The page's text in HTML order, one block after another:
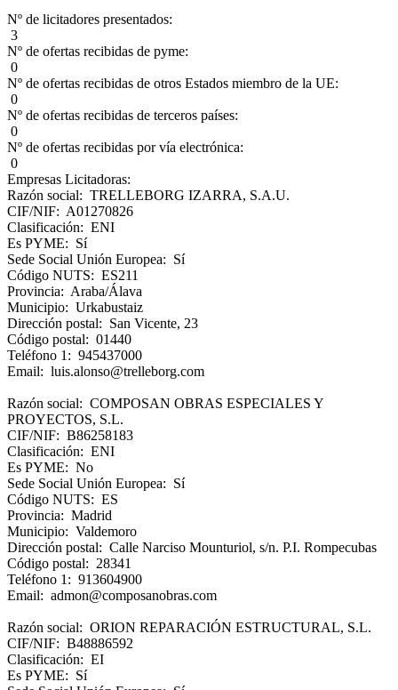
Nº de licitadores presentados:
3
Nº de ofertas recibidas de pyme:
0
Nº de ofertas recibidas de otros Estados miembro de la UE:
0
Nº de ofertas recibidas de terceros países:
0
Nº de ofertas recibidas por vía electrónica:
0
Empresas Licitadoras:
Razón social: TRELLEBORG IZARRA, S.A.U.
CIF/NIF: A01270826
Clasificación: ENI
Es PYME: Sí
Sede Social Unión Europea: Sí
Código NUTS: ES211
Provincia: Araba/Álava
Municipio: Urkabustaiz
Dirección postal: San Vicente, 23
Código postal: 01440
Teléfono 1: 945437000
Email: luis.alonso@trelleborg.com
Razón social: COMPOSAN OBRAS ESPECIALES Y
PROYECTOS, S.L.
CIF/NIF: B86258183
Clasificación: ENI
Es PYME: No
Sede Social Unión Europea: Sí
Código NUTS: ES
Provincia: Madrid
Municipio: Valdemoro
Dirección postal: Calle Narciso Mounturiol, s/n. P.I. Rompecubas
Código postal: 28341
Teléfono 1: 913604900
Email: admon@composanobras.com
Razón social: ORION REPARACIÓN ESTRUCTURAL, S.L.
CIF/NIF: B48886592
Clasificación: EI
Es PYME: Sí